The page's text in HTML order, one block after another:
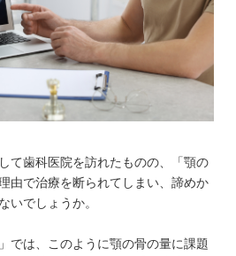
て歯科医院を訪れたものの、「顎の
由で治療を断られてしまい、諦めか
いでしょうか。
では、このように顎の骨の量に課題